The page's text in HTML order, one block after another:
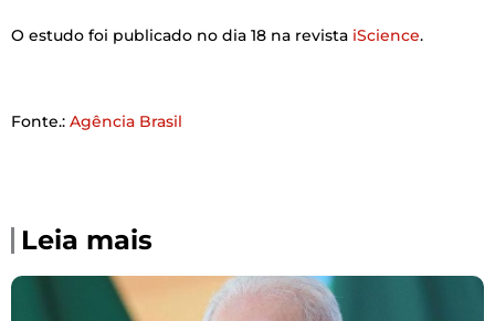
O estudo foi publicado no dia 18 na revista iScience.
Fonte.: Agência Brasil
Leia mais